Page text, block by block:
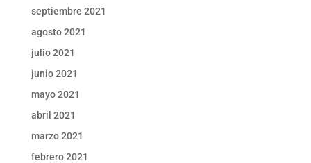
septiembre 2021
agosto 2021
julio 2021
junio 2021
mayo 2021
abril 2021
marzo 2021
febrero 2021